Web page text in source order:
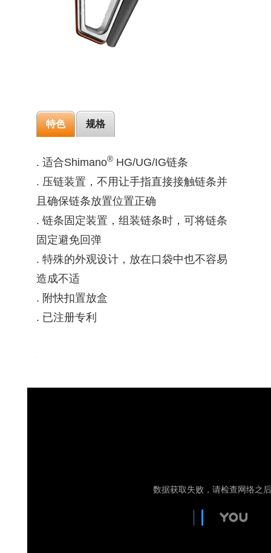
特色 规格
. 适合Shimano® HG/UG/IG链条
. 压链装置，不用让手指直接接触链条并
且确保链条放置位置正确
. 链条固定装置，组装链条时，可将链条
固定避免回弹
. 特殊的外观设计，放在口袋中也不容易
造成不适
. 附快扣置放盒
. 已注册专利